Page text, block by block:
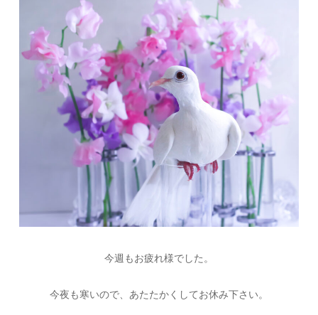
今週もお疲れ様でした。
今夜も寒いので、あたたかくしてお休み下さい。